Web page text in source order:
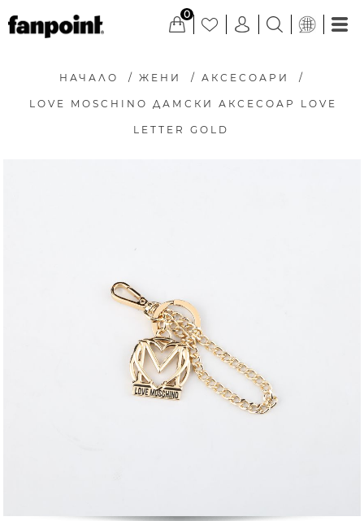
0
НАЧАЛО / ЖЕНИ / АКСЕСОАРИ /
LOVE MOSCHINO ДАМСКИ АКСЕСОАР LOVE
LETTER GOLD